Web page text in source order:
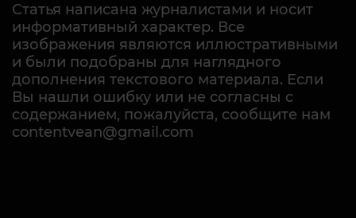
Статья написана журналистами и носит
информативный характер. Все
изображения являются иллюстративными
и были подобраны для наглядного
дополнения текстового материала. Если
Вы нашли ошибку или не согласны с
содержанием, пожалуйста, сообщите нам
contentvean@gmail.com